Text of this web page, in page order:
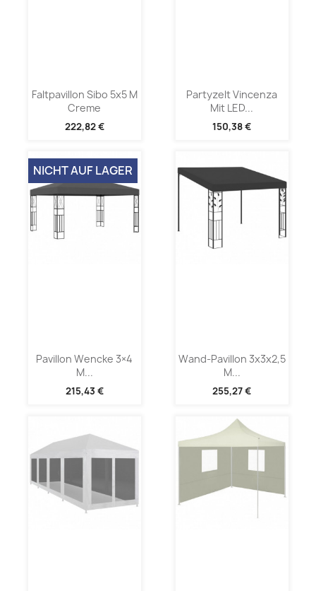
Faltpavillon Sibo 5x5 M
Creme
222,82 €
Partyzelt Vincenza
Mit LED...
150,38 €
Pavillon Wencke 3×4
M...
215,43 €
NICHT AUF LAGER
Wand-Pavillon 3x3x2,5
M...
255,27 €